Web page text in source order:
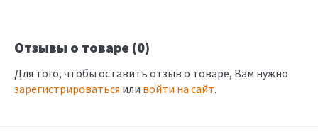
Отзывы о товаре (0)
Для того, чтобы оставить отзыв о товаре, Вам нужно
зарегистрироваться или войти на сайт.